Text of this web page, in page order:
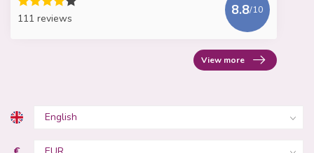
111 reviews
8.8/10
View more